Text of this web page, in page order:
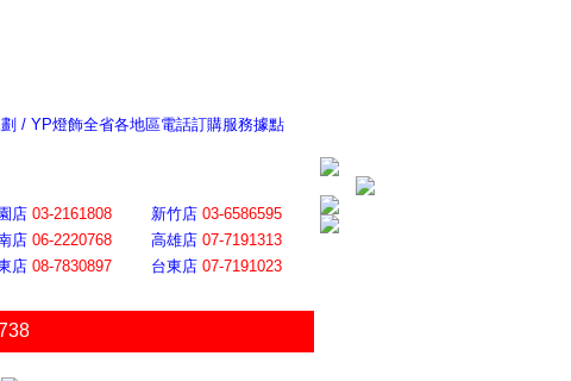
/ YP燈飾全省各地區電話訂購服務據點
店 03-2161808 新竹店 03-6586595
店 06-2220768 高雄店 07-7191313
店 08-7830897 台東店 07-7191023